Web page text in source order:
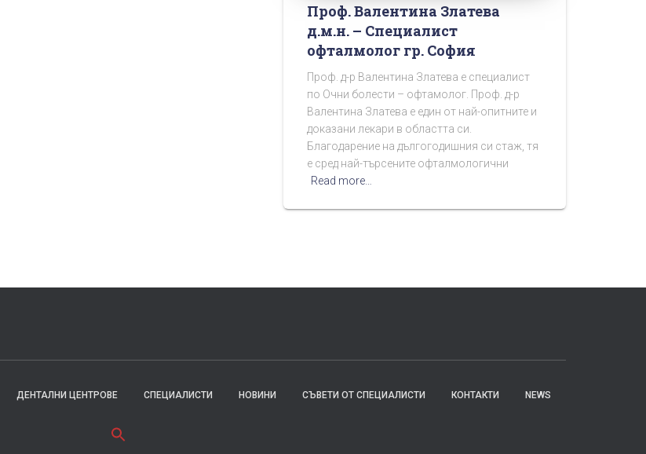
Проф. Валентина Златева
д.м.н. – Специалист
офталмолог гр. София
Проф. д-р Валентина Златева е специалист
по Очни болести – офтамолог. Проф. д-р
Валентина Златева е един от най-опитните и
доказани лекари в областта си.
Благодарение на дългогодишния си стаж, тя
е сред най-търсените офталмологични
Read more…
ДЕНТАЛНИ ЦЕНТРОВЕ СПЕЦИАЛИСТИ НОВИНИ СЪВЕТИ ОТ СПЕЦИАЛИСТИ КОНТАКТИ NEWS